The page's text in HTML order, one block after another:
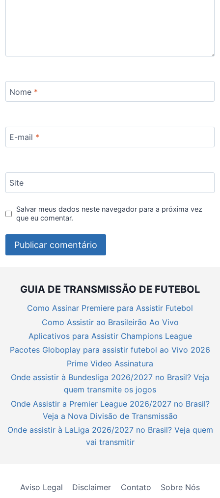
Nome *
E-mail *
Site
Salvar meus dados neste navegador para a próxima vez
que eu comentar.
GUIA DE TRANSMISSÃO DE FUTEBOL
Como Assinar Premiere para Assistir Futebol
Como Assistir ao Brasileirão Ao Vivo
Aplicativos para Assistir Champions League
Pacotes Globoplay para assistir futebol ao Vivo 2026
Prime Video Assinatura
Onde assistir à Bundesliga 2026/2027 no Brasil? Veja
quem transmite os jogos
Onde Assistir a Premier League 2026/2027 no Brasil?
Veja a Nova Divisão de Transmissão
Onde assistir à LaLiga 2026/2027 no Brasil? Veja quem
vai transmitir
Aviso Legal Disclaimer Contato Sobre Nós